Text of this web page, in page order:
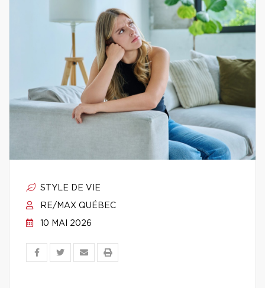
STYLE DE VIE
RE/MAX QUÉBEC
10 MAI 2026